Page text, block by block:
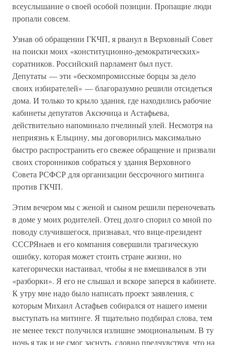
всеуслышание о своей особой позиции. Пропащие люди
пропали совсем.
Узнав об обращении ГКЧП, я рванул в Верховный Совет
на поиски моих «конституционно-демократических»
соратников. Российский парламент был пуст.
Депутаты — эти «бескомпромиссные борцы за дело
своих избирателей» — благоразумно решили отсидеться
дома. И только то крыло здания, где находились рабочие
кабинеты депутатов Аксючица и Астафьева,
действительно напоминало пчелиный улей. Несмотря на
неприязнь к Ельцину, мы договорились максимально
быстро распространить его свежее обращение и призвали
своих сторонников собраться у здания Верховного
Совета РСФСР для организации бессрочного митинга
против ГКЧП.
Этим вечером мы с женой и сыном решили переночевать
в доме у моих родителей. Отец долго спорил со мной по
поводу случившегося, признавал, что вице-президент
СССРЯнаев и его компания совершили трагическую
ошибку, которая может стоить стране жизни, но
категорически настаивал, чтобы я не вмешивался в эти
«разборки». Я его не слышал и вскоре заперся в кабинете.
К утру мне надо было написать проект заявления, с
которым Михаил Астафьев собирался от нашего имени
выступать на митинге. Я тщательно подбирал слова, тем
не менее текст получился излишне эмоциональным. В ту
ночь я так и не смог заснуть, словно предчувствуя, что на